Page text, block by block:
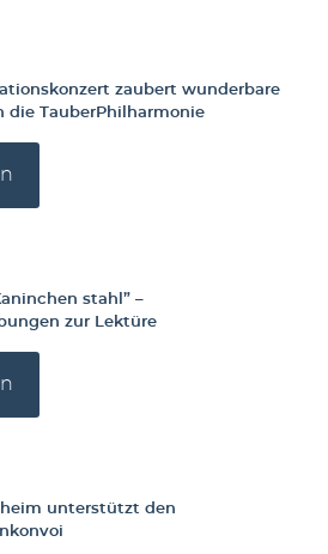
zaubert wunderbare
die TauberPhilharmonie
stahl” –
zur Lektüre
unterstützt den